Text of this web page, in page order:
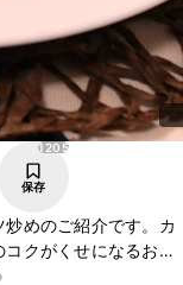
1205
保存
めのご紹介です。カ
クがくせになるおい
おつまみにもぴった